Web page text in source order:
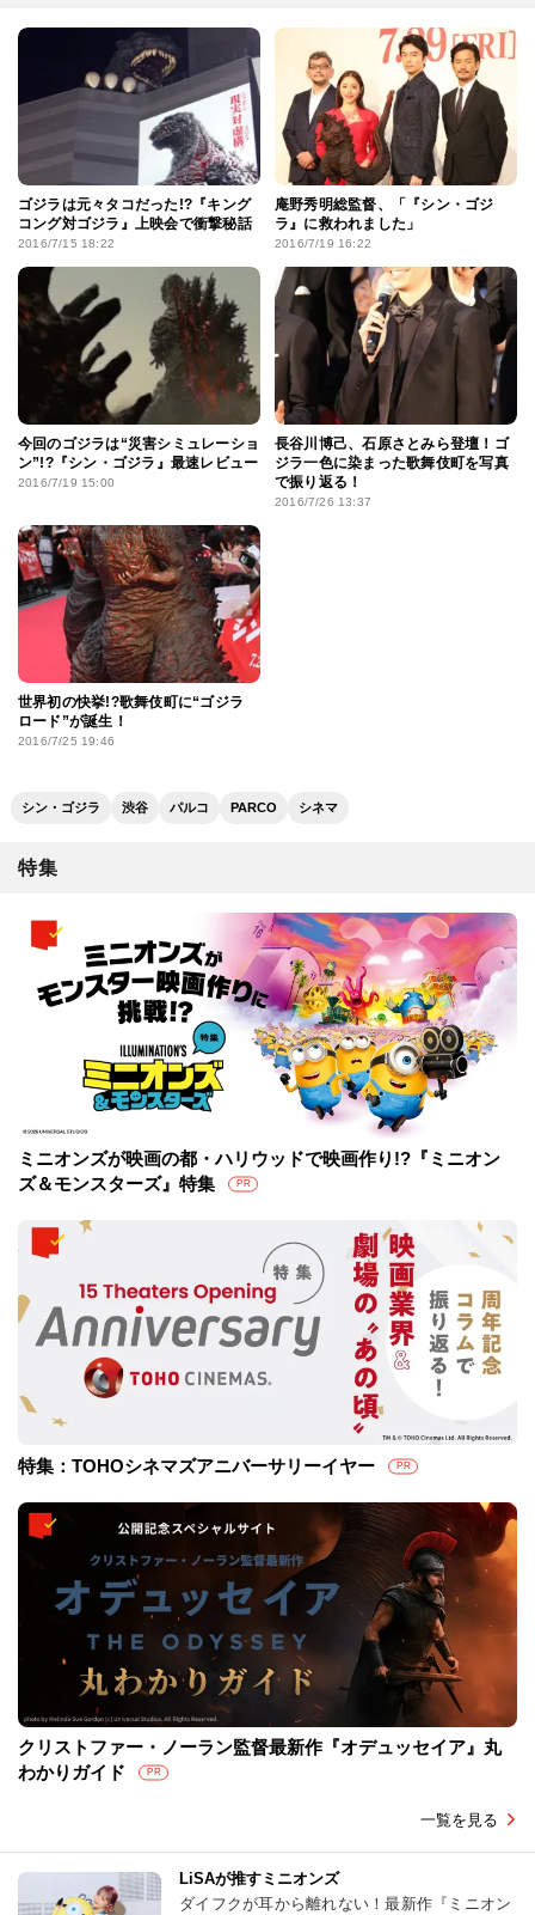
ゴジラは元々タコだった!?『キング
コング対ゴジラ』上映会で衝撃秘話
2016/7/15 18:22
庵野秀明総監督、「『シン・ゴジ
ラ』に救われました」
2016/7/19 16:22
今回のゴジラは“災害シミュレーショ
ン”!?『シン・ゴジラ』最速レビュー
2016/7/19 15:00
長谷川博己、石原さとみら登壇！ゴ
ジラ一色に染まった歌舞伎町を写真
で振り返る！
2016/7/26 13:37
世界初の快挙!?歌舞伎町に“ゴジラ
ロード”が誕生！
2016/7/25 19:46
シン・ゴジラ 渋谷 パルコ PARCO シネマ
特集
ミニオンズが映画の都・ハリウッドで映画作り!?『ミニオン
ズ＆モンスターズ』特集
PR
特集：TOHOシネマズアニバーサリーイヤー PR
クリストファー・ノーラン監督最新作『オデュッセイア』丸
わかりガイド
PR
一覧を見る
LiSAが推すミニオンズ
ダイフクが耳から離れない！最新作『ミニオン